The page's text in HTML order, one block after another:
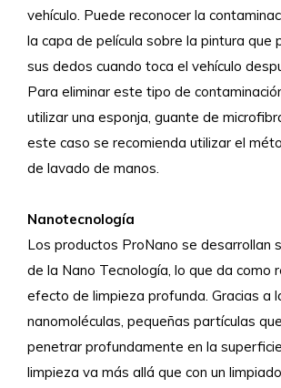
vehículo. Puede reconocer la
la capa de película sobre la pintura que
sus dedos cuando toca el vehículo
Para eliminar este tipo de
utilizar una esponja, guante de
este caso se recomienda utilizar el
de lavado de manos.
Nanotecnología
Los productos ProNano se desarrollan
de la Nano Tecnología, lo que da como
efecto de limpieza profunda. Gracias a
nanomoléculas, pequeñas partículas
penetrar profundamente en la
limpieza va más allá que con un